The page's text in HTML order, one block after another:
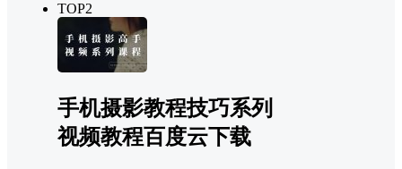
TOP2
手机摄影教程技巧系列
视频教程百度云下载